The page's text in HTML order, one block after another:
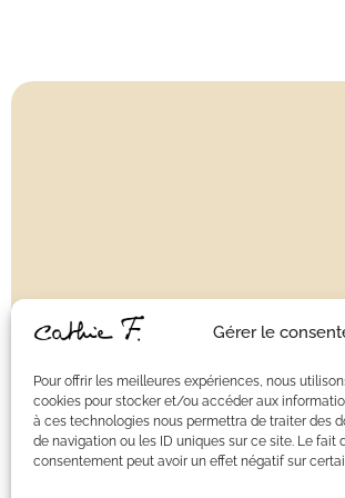
Gérer le
Pour offrir les meilleures expériences, nous
cookies pour stocker et/ou accéder aux
à ces technologies nous permettra de traiter des
de navigation ou les ID uniques sur ce site. Le fait
consentement peut avoir un effet négatif sur
DÉCORATIONS MURALES